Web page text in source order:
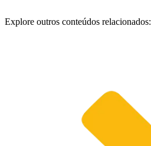
Explore outros conteúdos relacionados: